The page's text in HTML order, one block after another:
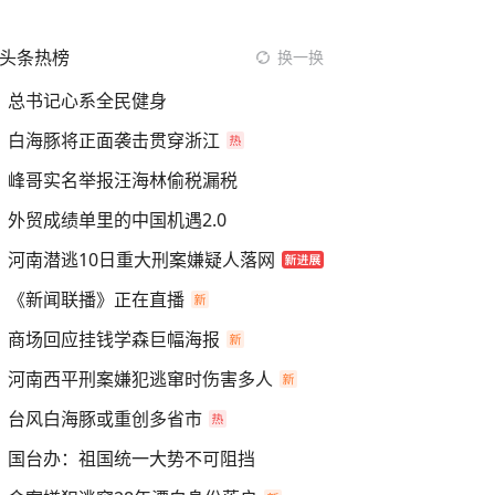
头条热榜 换一换
总书记心系全民健身
白海豚将正面袭击贯穿浙江
峰哥实名举报汪海林偷税漏税
外贸成绩单里的中国机遇2.0
河南潜逃10日重大刑案嫌疑人落网
《新闻联播》正在直播
商场回应挂钱学森巨幅海报
河南西平刑案嫌犯逃窜时伤害多人
台风白海豚或重创多省市
国台办：祖国统一大势不可阻挡